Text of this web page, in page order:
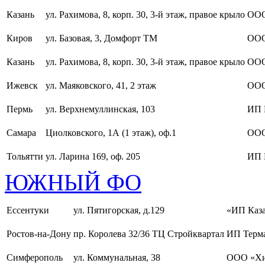
Казань ул. Рахимова, 8, корп. 30, 3-й этаж, правое крыло
Киров ул. Базовая, 3, Домфорт ТМ
Казань ул. Рахимова, 8, корп. 30, 3-й этаж, правое крыло
Ижевск ул. Маяковского, 41, 2 этаж
Пермь ул. Верхнемуллинская, 103 ИП
Самара Циолковского, 1А (1 этаж), оф.1
Тольятти ул. Ларина 169, оф. 205 ИП
ЮЖНЫЙ ФО
Ессентуки ул. Пятигорская, д.129 «ИП
Ростов-на-Дону пр. Королева 32/36 ТЦ Стройквартал ИП
Симферополь ул. Коммунальная, 38 ООО